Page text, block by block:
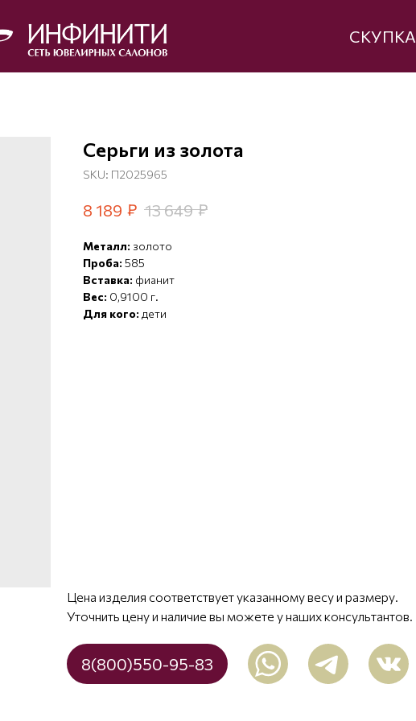
СКУПКА
Серьги из золота
SKU: П2025965
8 189 ₽ 13 649 ₽
Металл: золото
Проба: 585
Вставка: фианит
Вес: 0,9100 г.
Для кого: дети
Цена изделия соответствует указанному весу и размеру.
Уточнить цену и наличие вы можете у наших консультантов.
8(800)550-95-83